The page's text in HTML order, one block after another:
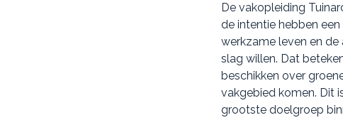
De vakopleiding
de intentie hebben
werkzame leven en
slag willen. Dat
beschikken over
vakgebied komen. Dit
grootste doelgroep